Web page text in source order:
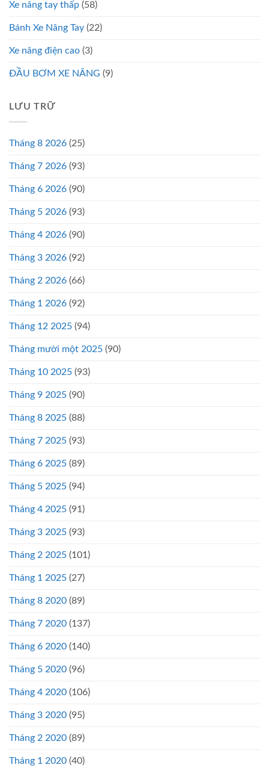
Xe nâng tay thấp (58)
Bánh Xe Nâng Tay (22)
Xe nâng điện cao (3)
ĐẦU BƠM XE NÂNG (9)
LƯU TRỮ
Tháng 8 2026 (25)
Tháng 7 2026 (93)
Tháng 6 2026 (90)
Tháng 5 2026 (93)
Tháng 4 2026 (90)
Tháng 3 2026 (92)
Tháng 2 2026 (66)
Tháng 1 2026 (92)
Tháng 12 2025 (94)
Tháng mười một 2025 (90)
Tháng 10 2025 (93)
Tháng 9 2025 (90)
Tháng 8 2025 (88)
Tháng 7 2025 (93)
Tháng 6 2025 (89)
Tháng 5 2025 (94)
Tháng 4 2025 (91)
Tháng 3 2025 (93)
Tháng 2 2025 (101)
Tháng 1 2025 (27)
Tháng 8 2020 (89)
Tháng 7 2020 (137)
Tháng 6 2020 (140)
Tháng 5 2020 (96)
Tháng 4 2020 (106)
Tháng 3 2020 (95)
Tháng 2 2020 (89)
Tháng 1 2020 (40)